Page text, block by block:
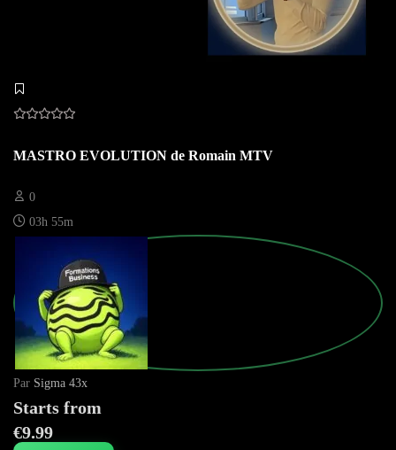
MASTRO EVOLUTION de Romain MTV
0
03h 55m
Par Sigma 43x
Starts from
€9.99